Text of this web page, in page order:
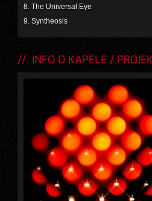
8. The Universal Eye
9. Syntheosis
INFO O KAPELE /